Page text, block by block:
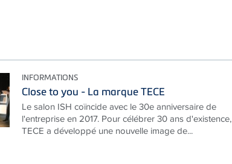
INFORMATIONS
Close to you - La marque TECE
Le salon ISH coïncide avec le 30e anniversaire de
l'entreprise en 2017. Pour célébrer 30 ans d'existence,
TECE a développé une nouvelle image de...